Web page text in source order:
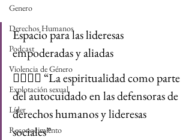
Genero
Derechos Humanos
Podcast
Violencia de Género
Explotación sexual
Líder
Reconocimiento
Espacio para las lideresas
empoderadas y aliadas
🧘🏿‍♀️✨ “La espiritualidad como parte
del autocuidado en las defensoras de
derechos humanos y lideresas
sociales”